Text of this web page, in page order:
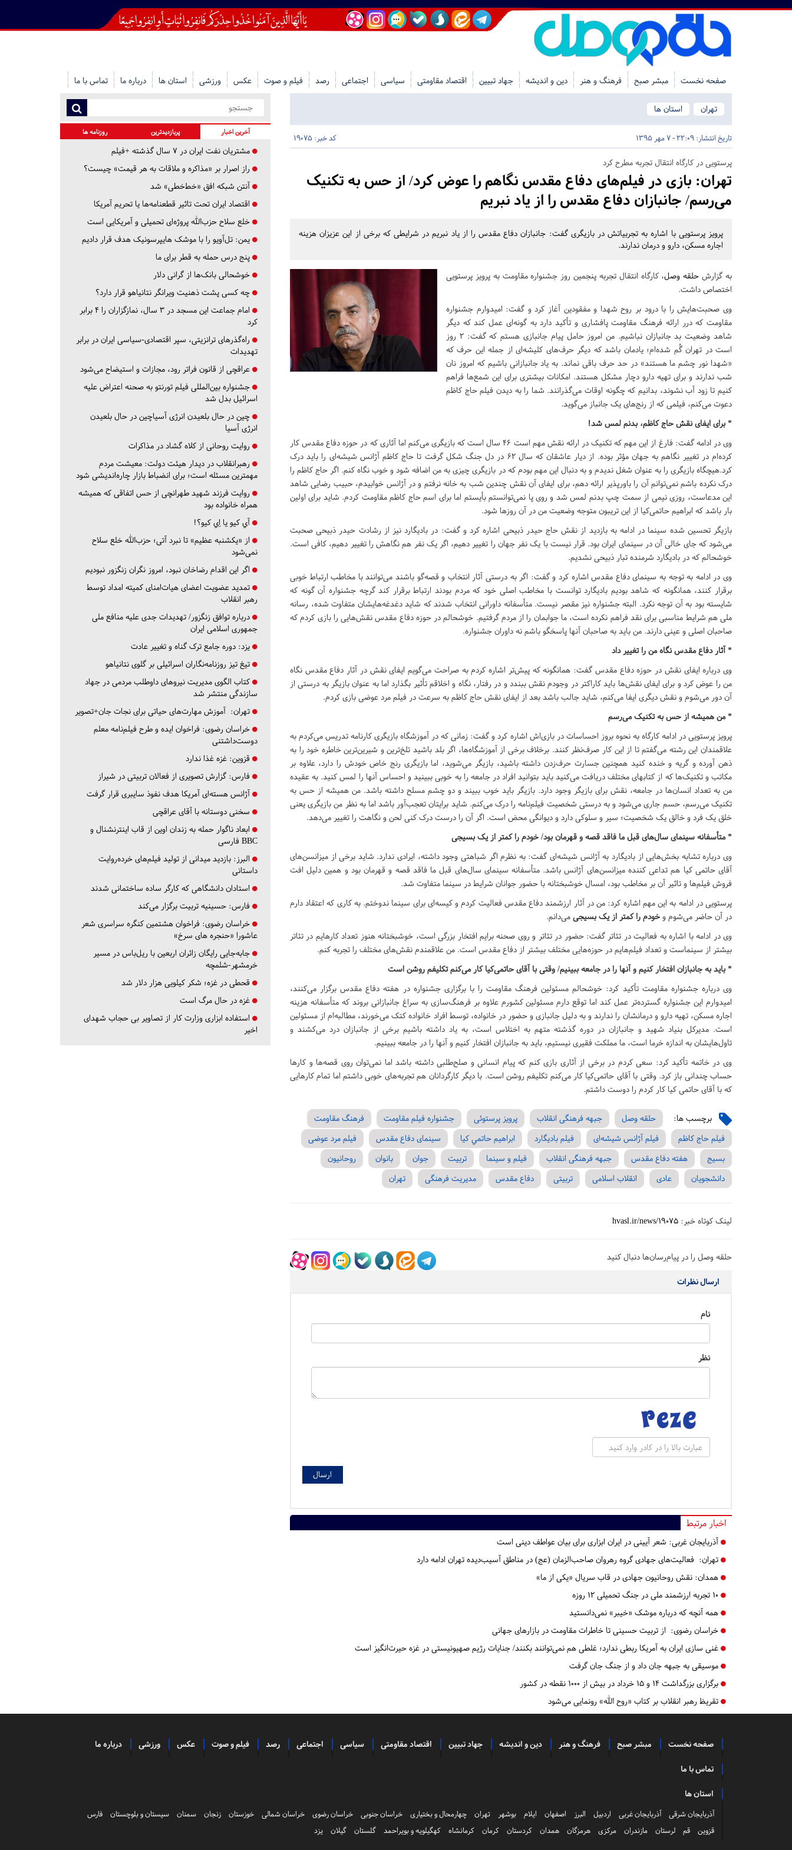
صفحه نخست مبشر صبح فرهنگ و هنر دین و اندیشه جهاد تبیین اقتصاد مقاومتی سیاسی اجتماعی رصد فیلم و صوت عکس ورزشی استان ها درباره ما تماس با ما
تهران استان ها
تاریخ انتشار: 22:09 - 7 مهر 1395 کد خبر: 19075
پرستویی در کارگاه انتقال تجربه مطرح کرد
تهران: بازی در فیلم‌های دفاع مقدس نگاهم را عوض کرد/ از حس به تکنیک
می‌رسم/ جانبازان دفاع مقدس را از یاد نبریم
پرویز پرستویی با اشاره به تجربیاتش در بازیگری گفت: جانبازان دفاع مقدس را از یاد نبریم در شرایطی که برخی از این عزیزان هزینه
اجاره مسکن، دارو و درمان ندارند.
به گزارش حلقه وصل،کارگاه انتقال تجربه پنجمین روز جشنواره مقاومت به پرویز پرستویی
اختصاص داشت.
وی صحبت‌هایش را با درود بر روح شهدا و مفقودین آغاز کرد و گفت: امیدوارم جشنواره
مقاومت که درر ارائه فرهنگ مقاومت پافشاری و تأکید دارد به گونه‌ای عمل کند که دیگر
شاهد وضعیت بد جانبازان نباشیم. من امروز حامل پیام جانبازی هستم که گفت: 2 روز
است در تهران گُم شده‌ام؛ یادمان باشد که دیگر حرف‌های کلیشه‌ای از جمله این حرف که
«شهدا نور چشم ما هستند» در حد حرف باقی نماند. به یاد جانبازانی باشیم که امروز نان
شب ندارند و برای تهیه دارو دچار مشکل هستند. امکانات بیشتری برای این شمع‌ها فراهم
کنیم تا زود آب نشوند، بدانیم که چگونه اوقات می‌گذرانند. شما را به دیدن فیلم حاج کاظم
دعوت می‌کنم، فیلمی که از رنج‌های یک جانباز می‌گوید.
* برای ایفای نقش حاج کاظم، بدنم لمس شد!
وی در ادامه گفت: فارغ از این مهم که تکنیک در ارائه نقش مهم است 46 سال است که بازیگری می‌کنم اما آثاری که در حوزه دفاع مقدس کار
کرده‌ام در تغییر نگاهم به جهان مؤثر بوده. از دیار عاشقان که سال 62 در دل جنگ شکل گرفت تا حاج کاظم آژانس شیشه‌ای را باید درک
کرد.هیچگاه بازیگری را به عنوان شغل ندیدم و به دنبال این مهم بودم که در بازیگری چیزی به من اضافه شود و خوب نگاه کنم. اگر حاج کاظم را
درک نکرده باشم نمی‌توانم آن را باورپذیر ارائه دهم، برای ایفای آن نقش چندین شب به خانه نرفتم و در آژانس خوابیدم، حبیب رضایی شاهد
این مدعاست، روزی نیمی از سمت چپ بدنم لمس شد و روی پا نمی‌توانستم بأیستم اما برای اسم حاج کاظم مقاومت کردم. شاید برای اولین
بار باشد که ابراهیم حاتمی‌کیا از این تریبون متوجه وضعیت من در آن روزها شود.
بازیگر تحسین شده سینما در ادامه به بازدید از نقش حاج حیدر ذبیحی اشاره کرد و گفت: در بادیگارد نیز از رشادت حیدر ذبیحی صحبت
می‌شود که جای خالی آن در سینمای ایران بود. قرار نیست با یک نفر جهان را تغییر دهیم، اگر یک نفر هم نگاهش را تغییر دهیم، کافی است.
خوشحالم که در بادیگارد شرمنده تبار ذبیحی نشدیم.
وی در ادامه به توجه به سینمای دفاع مقدس اشاره کرد و گفت: اگر به درستی آثار انتخاب و قصه‌گو باشند می‌توانند با مخاطب ارتباط خوبی
برقرار کنند، همانگونه که شاهد بودیم بادیگارد توانست با مخاطب اصلی خود که مردم بودند ارتباط برقرار کند گرچه جشنواره آن گونه که
شایسته بود به آن توجه نکرد. البته جشنواره نیز مقصر نیست. متأسفانه داورانی انتخاب شدند که شاید دغدغه‌هایشان متفاوت شده، رسانه
ملی هم شرایط مناسبی برای نقد فراهم نکرده است، ما جوابمان را از مردم گرفتیم. خوشحالم در حوزه دفاع مقدس نقش‌هایی را بازی کردم که
صاحبان اصلی و عینی دارند. من باید به صاحبان آنها پاسخگو باشم نه داوران جشنواره.
*آثار دفاع مقدس نگاه من را تغییر داد
وی درباره ایفای نقش در حوزه دفاع مقدس گفت: همانگونه که پیش‌تر اشاره کردم به صراحت می‌گویم ایفای نقش در آثار دفاع مقدس نگاه
من را عوض کرد و برای ایفای نقش‌ها باید کاراکتر در وجودم نقش ببندد و در رفتار، نگاه و اخلاقم تأثیر بگذارد اما به عنوان بازیگر به درستی از
آن دور می‌شوم و نقش دیگری ایفا می‌کنم، شاید جالب باشد بعد از ایفای نقش حاج کاظم به سرعت در فیلم مرد عوضی بازی کردم.
*من همیشه از حس به تکنیک می‌رسم
پرویز پرستویی در ادامه کارگاه به نحوه بروز احساسات در بازی‌اش اشاره کرد و گفت: زمانی که در آموزشگاه بازیگری کارنامه تدریس می‌کردم به
علاقمندان این رشته می‌گفتم تا از این کار صرف‌نظر کنند. برخلاف برخی از آموزشگاه‌ها، اگر بلد باشید تلخ‌ترین و شیرین‌ترین خاطره خود را به
ذهن آورده و گریه و خنده کنید همچنین جسارت حرف‌زدن داشته باشید، بازیگر می‌شوید، اما بازیگری رنج خاص خودش را دارد، علاوه بر
مکاتب و تکنیک‌ها که از کتابهای مختلف دریافت می‌کنید باید بتوانید افراد در جامعه را به خوبی ببینید و احساس آنها را لمس کنید. به عقیده
من به تعداد انسان‌ها در جامعه، نقش برای بازیگر وجود دارد. بازیگر باید خوب ببیند و دو چشم مسلح داشته باشد. من همیشه از حس به
تکنیک می‌رسم، حسم جاری می‌شود و به درستی شخصیت فیلم‌نامه را درک می‌کنم. شاید برایتان تعجب‌آور باشد اما به نظر من بازیگری یعنی
خلق یک فرد و خالق یک شخصیت؛ سیر و سلوکی دارد و دیوانگی محض است. اگر آن را درست درک کنی لحن و نگاهت را تغییر می‌دهد.
*متأسفانه سینمای سال‌های قبل ما فاقد قصه و قهرمان بود/ خودم را کمتر از یک بسیجی
وی درباره تشابه بخش‌هایی از بادیگارد به آژانس شیشه‌ای گفت: به نظرم اگر شباهتی وجود داشته، ایرادی ندارد. شاید برخی از میزانسن‌های
آقای حاتمی کیا هم تداعی کننده میزانسن‌های آژانس باشد. متأسفانه سینمای سال‌های قبل ما فاقد قصه و قهرمان بود و همین دلیل افت
فروش فیلم‌ها و تاثیر آن بر مخاطب بود، امسال خوشبختانه با حضور جوانان شرایط در سینما متفاوت شد.
پرستویی در ادامه به این مهم اشاره کرد: من در آثار ارزشمند دفاع مقدس فعالیت کردم و کیسه‌ای برای سینما ندوختم. به کاری که اعتقاد دارم
در آن حاضر می‌شوم و خودم را کمتر از یک بسیجی می‌دانم.
وی در ادامه با اشاره به فعالیت در تئاتر گفت: حضور در تئاتر و روی صحنه برایم افتخار بزرگی است، خوشبختانه هنوز تعداد کارهایم در تئاتر
بیشتر از سینماست و تعداد فیلم‌هایم در حوزه‌هایی مختلف بیشتر از دفاع مقدس است. من علاقمندم نقش‌های مختلف را تجربه کنم.
* باید به جانبازان افتخار کنیم و آنها را در جامعه ببینیم/ وقتی با آقای حاتمی‌کیا کار می‌کنم تکلیفم روشن است
وی درباره جشنواره مقاومت تأکید کرد: خوشحالم مسئولین فرهنگ مقاومت را با برگزاری جشنواره در هفته دفاع مقدس برگزار می‌کنند،
امیدوارم این جشنواره گسترده‌تر عمل کند اما توقع دارم مسئولین کشورم علاوه بر فرهنگ‌سازی به سراغ جانبازانی بروند که متأسفانه هزینه
اجاره مسکن، تهیه دارو و درمانشان را ندارند و به دلیل جانبازی و حضور در خانواده، توسط افراد خانواده کتک می‌خورند، مطالبه‌ام از مسئولین
است. مدیرکل بنیاد شهید و جانبازان در دوره گذشته متهم به اختلاس است، به یاد داشته باشیم برخی از جانبازان درد می‌کشند و
تاول‌هایشان به اندازه خرما است، ما مملکت فقیری نیستیم، باید به جانبازان افتخار کنیم و آنها را در جامعه ببینیم.
وی در خاتمه تأکید کرد: سعی کردم در برخی از آثاری بازی کنم که پیام انسانی و صلح‌طلبی داشته باشد اما نمی‌توان روی قصه‌ها و کارها
حساب چندانی باز کرد. وقتی با آقای حاتمی‌کیا کار می‌کنم تکلیفم روشن است. با دیگر کارگردانان هم تجربه‌های خوبی داشتم اما تمام کارهایی
که با آقای حاتمی کیا کار کردم را دوست داشتم.
برچسب ها: حلقه وصل جبهه فرهنگی انقلاب پرویز پرستوئی جشنواره فیلم مقاومت
فرهنگ مقاومت
فیلم حاج کاظم
فیلم آژانس شیشه‌ای فیلم بادیگارد ابراهيم حاتمي كيا سینمای دفاع مقدس
فیلم مرد عوضی
بسیج
هفته دفاع مقدس جبهه فرهنگی انقلاب فیلم و سینما تربیت جوان بانوان
روحانیون
دانشجویان
عادی انقلاب اسلامی تربیتی دفاع مقدس مدیریت فرهنگی تهران
لینک کوتاه خبر: hvasl.ir/news/19075
حلقه وصل را در پیام‌رسان‌ها دنبال کنید
ارسال نظرات
نام
نظر
اخبار مرتبط
آذربایجان غربی: شعر آیینی در ایران ابزاری برای بیان عواطف دینی است
تهران: فعالیت‌های جهادی گروه رهروان صاحب‌الزمان (عج) در مناطق آسیب‌دیده تهران ادامه دارد
همدان: نقش روحانیون جهادی در قاب سریال «یکی از ما»
۱۰ تجربه ارزشمند ملی در جنگ تحمیلی ۱۲ روزه
همه آنچه که درباره موشک «خیبر» نمی‌دانستید
خراسان رضوی: از تربیت حسینی تا خاطرات مقاومت در بازارهای جهانی
غنی سازی ایران به آمریکا ربطی ندارد؛ غلطی هم‌ نمی‌توانند بکنند/ جنایات رژیم صهیونیستی در غزه حیرت‌انگیز است
موسیقی به جبهه جان داد و از جنگ جان گرفت
برگزاری بزرگداشت ۱۴ و ۱۵ خرداد در بیش از ۱۰۰۰ نقطه در کشور
تقریظ رهبر انقلاب بر کتاب «روح الله» رونمایی می‌شود
آخرین اخبار پربازدیدترین روزنامه ها
مشتریان نفت ایران در ۷ سال گذشته +فیلم
راز اصرار بر «مذاکره و ملاقات به هر قیمت» چیست؟
آنتن شبکه افق «خط‌خطی» شد
اقتصاد ایران تحت تاثیر قطعنامه‌ها یا تحریم‌ آمریکا
خلع سلاح حزب‌الله پروژه‌ای تحمیلی و آمریکایی است
یمن: تل‌آویو را با موشک هایپرسونیک هدف قرار دادیم
پنج درس‌ حمله به قطر برای ما
خوشحالی بانک‌ها از گرانی دلار
چه کسی پشت ذهنیت ویرانگر نتانیاهو قرار دارد؟
امام جماعت این مسجد در ۳ سال، نمازگزاران را ۴ برابر
کرد
راه‌گذرهای ترانزیتی، سپر اقتصادی-سیاسی ایران در برابر
تهدیدات
عراقچی از قانون فراتر رود، مجازات و استیضاح می‌شود
جشنواره بین‌المللی فیلم تورنتو به صحنه اعتراض علیه
اسرائیل بدل شد
چین در حال بلعیدن انرژی آسیاچین در حال بلعیدن
انرژی آسیا
روایت روحانی از کلاه گشاد در مذاکرات
رهبرانقلاب در دیدار هیئت دولت: معیشت مردم
مهمترین مسئله است؛ برای انضباط بازار چاره‌اندیشی شود
روایت فرزند شهید طهرانچی از حس اتفاقی که همیشه
همراه خانواده بود
آي كيو يا اِي كيو؟!
از «یکشنبه عظیم» تا نبرد آتی؛ حزب‌الله خلع سلاح
نمی‌شود
اگر این اقدام رضاخان نبود، امروز نگران زنگزور نبودیم
تمدید عضویت اعضای هیات‌امنای کمیته امداد توسط
رهبر انقلاب
درباره توافق زنگزور/ تهدیدات جدی علیه منافع ملی
جمهوری اسلامی ایران
یزد: دوره جامع ترک گناه و تغییر عادت
تیغ تیز روزنامه‌نگاران اسرائیلی بر گلوی نتانیاهو
کتاب الگوی مدیریت نیروهای داوطلب مردمی در جهاد
سازندگی منتشر شد
تهران: آموزش مهارت‌های حیاتی برای نجات جان+تصویر
خراسان رضوی: فراخوان ایده و طرح فیلم‌نامه معلم
دوست‌داشتنی
قزوین: غزه غذا ندارد
فارس: گزارش تصویری از فعالان تربیتی در شیراز
آژانس هسته‌ای آمریکا هدف نفوذ سایبری قرار گرفت
سخنی دوستانه با آقای عراقچی
ابعاد ناگوار حمله به زندان اوین از قاب اینترنشنال و
BBC فارسی
البرز: بازدید میدانی از تولید فیلم‌های خرده‌روایت
داستانی
استادان دانشگاهی که کارگر ساده ساختمانی شدند
فارس: حسینیه تربیت برگزار می‌کند
خراسان رضوی: فراخوان هشتمین کنگره سراسری شعر
عاشورا «حنجره های سرخ»
جابه‌جایی رایگان زائران اربعین با ریل‌باس در مسیر
خرمشهر-شلمچه
قحطی در غزه؛ شکر کیلویی هزار دلار شد
غزه در حال مرگ است
استفاده ابزاری وزارت کار از تصاویر بی حجاب شهدای
اخیر
صفحه نخست مبشر صبح فرهنگ و هنر دین و اندیشه جهاد تبیین اقتصاد مقاومتی سیاسی اجتماعی رصد فیلم و صوت عکس ورزشی درباره ما
تماس با ما
استان ها
آذربایجان شرقی آذربایجان غربی اردبیل البرز اصفهان ایلام بوشهر تهران چهارمحال و بختیاری خراسان جنوبی خراسان رضوی خراسان شمالی خوزستان زنجان سمنان سیستان و بلوچستان
فارس
قزوین
قم لرستان مازندران مرکزی هرمزگان همدان کردستان کرمان کرمانشاه کهگیلویه و بویراحمد گلستان گیلان یزد